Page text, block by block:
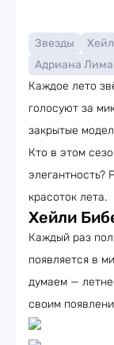
Звезды
Адриана Лима
Каждое лето
голосуют за
закрытые
Кто в этом
элегантность?
красоток лета.
Хейли
Каждый раз
появляется в
думаем —
своим